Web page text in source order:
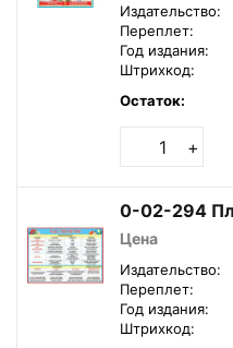
Издательство:
Переплет:
Год издания:
Штрихкод:
Остаток:
+
0-02-294
Цена
Издательство:
Переплет:
Год издания:
Штрихкод: